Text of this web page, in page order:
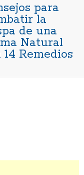
para
la
de una
Natural
14 Remedios